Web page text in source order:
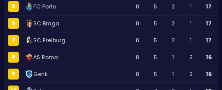
5 FC Porto 8 5 2 1 17
6 SC Braga 8 5 2 1 17
7 SC Freiburg 8 5 2 1 17
8 AS Roma 8 5 1 2 16
9 Genk 8 5 1 2 16